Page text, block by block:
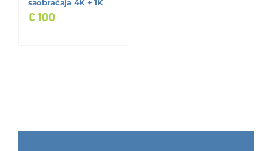
saobraćaja 4K + 1K
€ 100